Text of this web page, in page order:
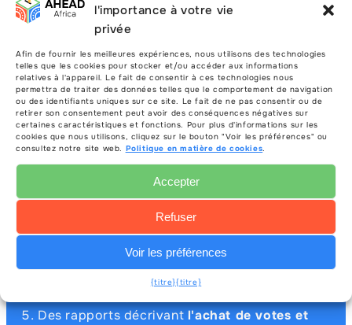
l'importance à votre vie
privée
Afin de fournir les meilleures expériences, nous utilisons des technologies
telles que les cookies pour stocker et/ou accéder aux informations
relatives à l'appareil. Le fait de consentir à ces technologies nous
permettra de traiter des données telles que le comportement de navigation
ou des identifiants uniques sur ce site. Le fait de ne pas consentir ou de
retirer son consentement peut avoir des conséquences négatives sur
certaines caractéristiques et fonctions. Pour plus d'informations sur les
cookies que nous utilisons, cliquez sur le bouton "Voir les préférences" ou
consultez notre site web. Politique en matière de cookies.
Accepter
Refuser
Voir les préférences
{titre}{titre}
Principales conclusions
31% des bureaux de vote ont connu des
retardsen raison de l'arrivée tardive du
personnel ou de l'absence de matériel.
<Les présidents de bureau ont dominé 86% des
bureaux de vote, avec seulement 14% dirigés par
6% pour cent des bureaux de vote n'étaient
aux personnes en situation de
handicap.
L’éducation limitée des électeurs
observée dans certaines régions, en particulier
Des rapports décrivantl'achat de votes et